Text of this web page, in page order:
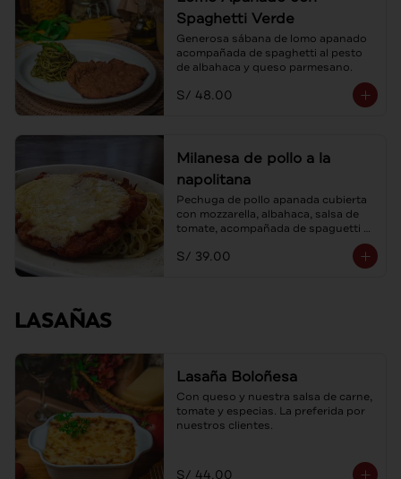
Spaghetti Verde
Generosa sábana de lomo apanado
acompañada de spaghetti al pesto
de albahaca y queso parmesano.
S/ 48.00
Milanesa de pollo a la
napolitana
Pechuga de pollo apanada cubierta
con mozzarella, albahaca, salsa de
tomate, acompañada de spaguetti al
S/ 39.00
LASAÑAS
Lasaña Boloñesa
Con queso y nuestra salsa de carne,
tomate y especias. La preferida por
nuestros clientes.
S/ 44.00